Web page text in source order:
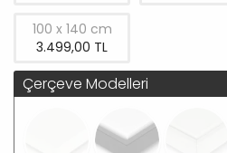
100 x 140 cm
3.499,00 TL
Çerçeve Modelleri